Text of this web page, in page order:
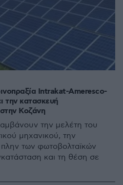
Intrakat-Ameresco-
την κατασκευή
Κοζάνη
την μελέτη του
μηχανικού, την
των φωτοβολταϊκών
και τη θέση σε